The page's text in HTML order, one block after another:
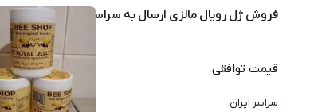
فروش ژل رویال مالزی ارسال به سراسر کشور
قیمت توافقی
سراسر ایران